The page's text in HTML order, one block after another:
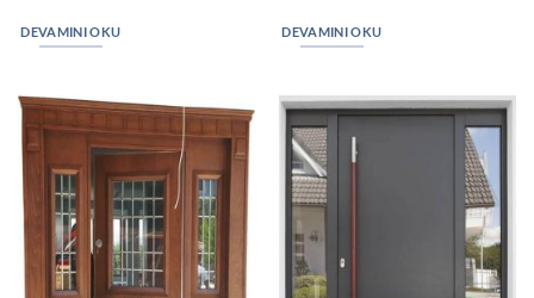
DEVAMINI OKU DEVAMINI OKU